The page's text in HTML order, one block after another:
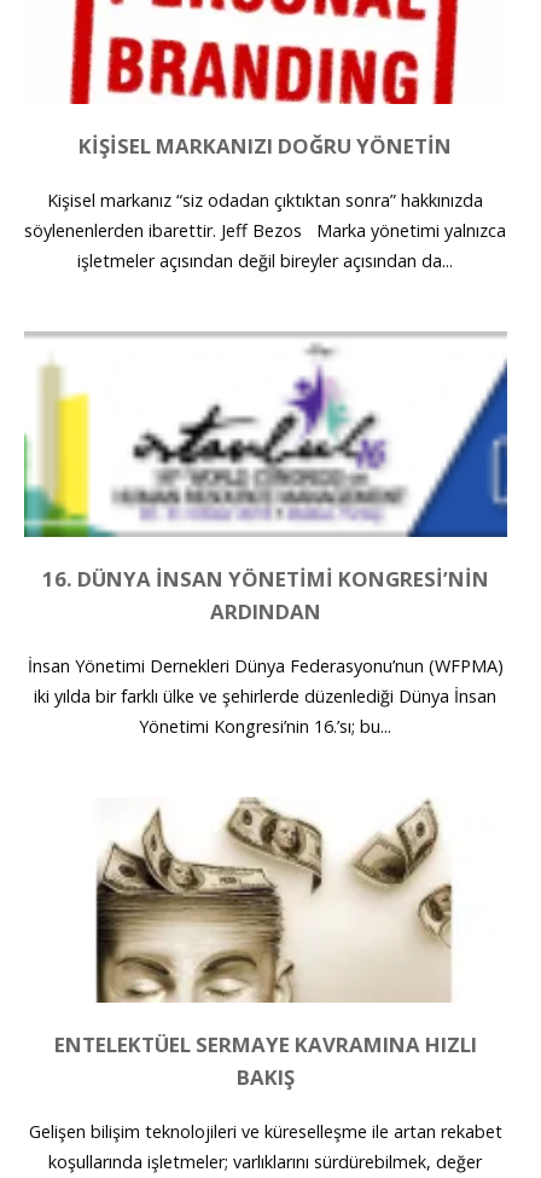
KIŞISEL MARKANIZI DOĞRU YÖNETIN
Kişisel markanız “siz odadan çıktıktan sonra” hakkınızda
söylenenlerden ibarettir. Jeff Bezos Marka yönetimi yalnızca
işletmeler açısından değil bireyler açısından da...
16. DÜNYA İNSAN YÖNETIMI KONGRESI’NIN
ARDINDAN
İnsan Yönetimi Dernekleri Dünya Federasyonu’nun (WFPMA)
iki yılda bir farklı ülke ve şehirlerde düzenlediği Dünya İnsan
Yönetimi Kongresi’nin 16.’sı; bu...
ENTELEKTÜEL SERMAYE KAVRAMINA HIZLI
BAKIŞ
Gelişen bilişim teknolojileri ve küreselleşme ile artan rekabet
koşullarında işletmeler; varlıklarını sürdürebilmek, değer